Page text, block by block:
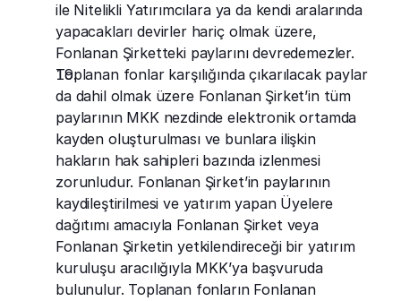
ile Nitelikli Yatırımcılara ya da kendi aralarında
yapacakları devirler hariç olmak üzere,
Fonlanan Şirketteki paylarını devredemezler.
Toplanan fonlar karşılığında çıkarılacak paylar
da dahil olmak üzere Fonlanan Şirket’in tüm
paylarının MKK nezdinde elektronik ortamda
kayden oluşturulması ve bunlara ilişkin
hakların hak sahipleri bazında izlenmesi
zorunludur. Fonlanan Şirket’in paylarının
kaydileştirilmesi ve yatırım yapan Üyelere
dağıtımı amacıyla Fonlanan Şirket veya
Fonlanan Şirketin yetkilendireceği bir yatırım
kuruluşu aracılığıyla MKK’ya başvuruda
bulunulur. Toplanan fonların Fonlanan